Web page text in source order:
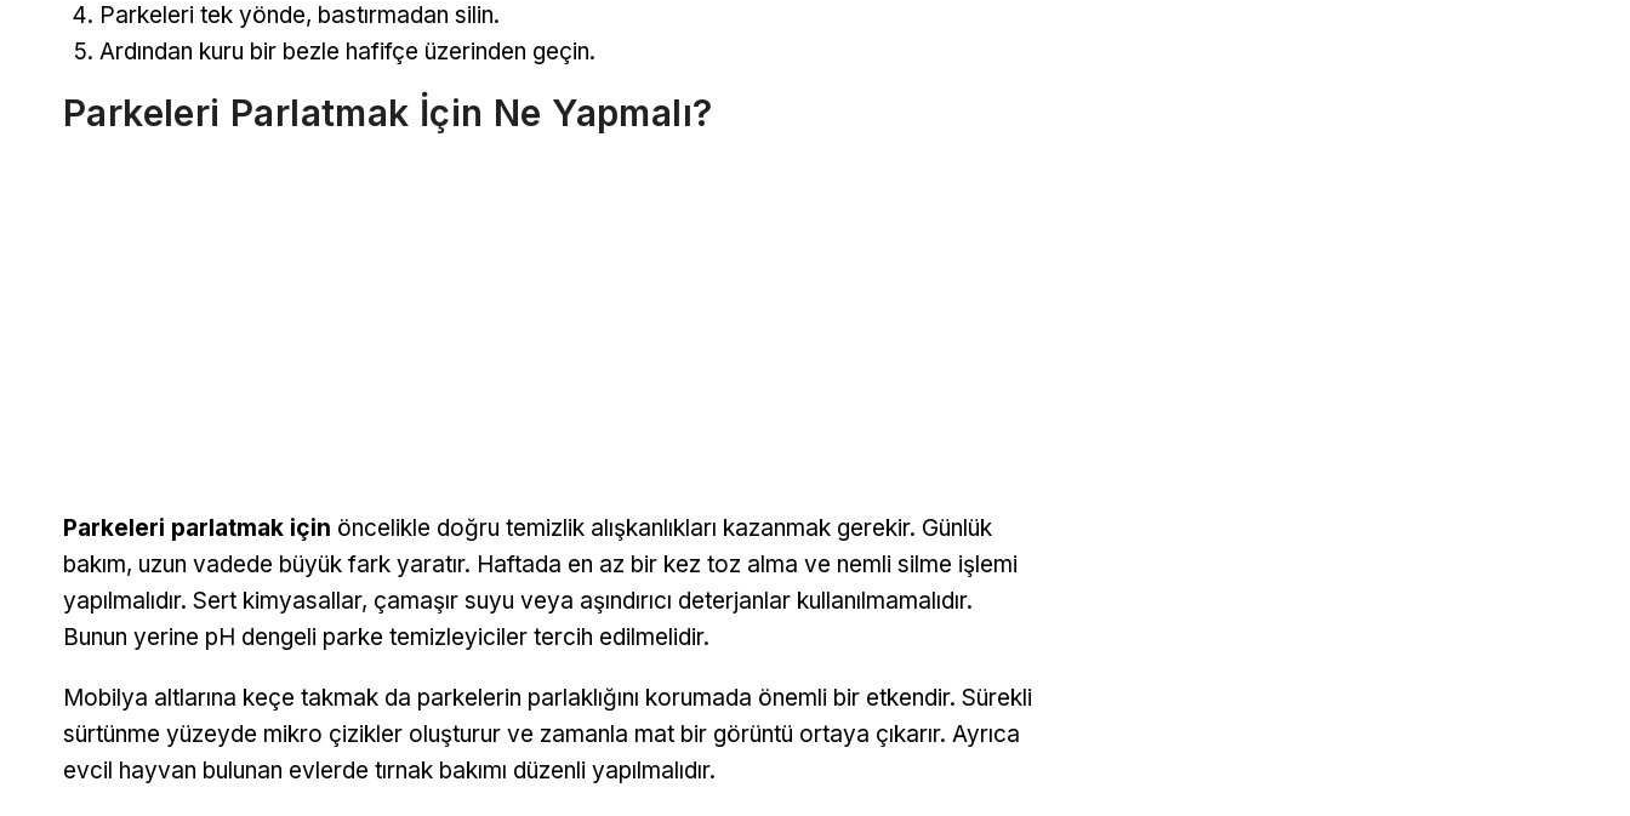
Parkeleri tek yönde, bastırmadan silin.
Ardından kuru bir bezle hafifçe üzerinden geçin.
Parkeleri Parlatmak İçin Ne Yapmalı?
Parkeleri parlatmak için öncelikle doğru temizlik alışkanlıkları kazanmak gerekir. Günlük
bakım, uzun vadede büyük fark yaratır. Haftada en az bir kez toz alma ve nemli silme işlemi
yapılmalıdır. Sert kimyasallar, çamaşır suyu veya aşındırıcı deterjanlar kullanılmamalıdır.
Bunun yerine pH dengeli parke temizleyiciler tercih edilmelidir.
Mobilya altlarına keçe takmak da parkelerin parlaklığını korumada önemli bir etkendir. Sürekli
sürtünme yüzeyde mikro çizikler oluşturur ve zamanla mat bir görüntü ortaya çıkarır. Ayrıca
evcil hayvan bulunan evlerde tırnak bakımı düzenli yapılmalıdır.